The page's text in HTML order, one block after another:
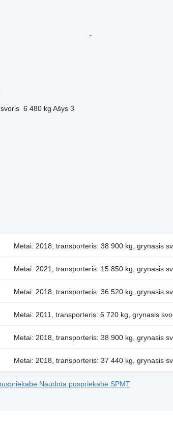
6 480 kg Ašys 3
Metai: 2018, transporteris: 38 900 kg, grynasis
Metai: 2021, transporteris: 15 850 kg, grynasis
Metai: 2018, transporteris: 36 520 kg, grynasis
Metai: 2011, transporteris: 6 720 kg, grynasis
Metai: 2018, transporteris: 38 900 kg, grynasis
Metai: 2018, transporteris: 37 440 kg, grynasis
Naudota puspriekabe SPMT